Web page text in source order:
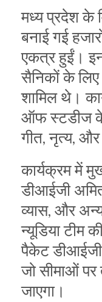
मध्य प्रदेश के
बनाई गई
एकत्र हुईं। इन
सैनिकों के लिए
शामिल थे।
ऑफ स्टडीज के
गीत, नृत्य,
कार्यक्रम में
डीआईजी
व्यास, और
न्यूडिया टीम
पैकेट डीआईजी
जो सीमाओं पर
जाएगा।